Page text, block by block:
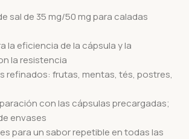
sal de 35 mg/50 mg para caladas
la eficiencia de la cápsula y la
la resistencia
refinados: frutas, mentas, tés, postres,
con las cápsulas precargadas;
envases
para un sabor repetible en todas las